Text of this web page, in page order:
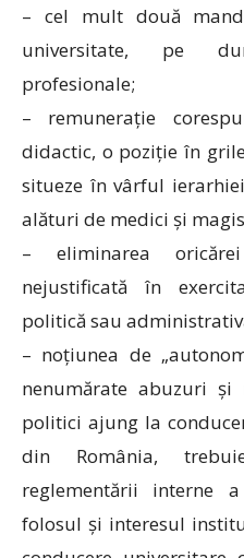
– cel mult două
universitate, pe
profesionale;
– remunerație
didactic, o poziție în
situeze în vârful
alături de medici și
– eliminarea
nejustificată în
politică sau
– noțiunea de
nenumărate abuzuri
politici ajung la
din România,
reglementării interne
folosul și interesul